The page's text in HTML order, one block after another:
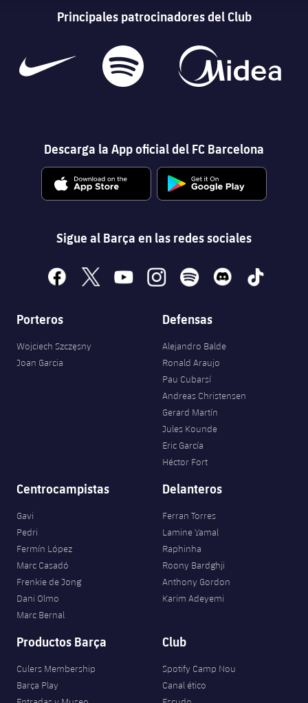
Principales patrocinadores del Club
Descarga la App oficial del FC Barcelona
Sigue al Barça en las redes sociales
facebook
x youtubeinstagramspotify discord tiktok
Porteros
Wojciech Szczęsny
Joan Garcia
Defensas
Alejandro Balde
Ronald Araujo
Pau Cubarsí
Andreas Christensen
Gerard Martín
Jules Kounde
Eric García
Héctor Fort
Centrocampistas
Gavi
Pedri
Fermín López
Marc Casadó
Frenkie de Jong
Dani Olmo
Marc Bernal
Delanteros
Ferran Torres
Lamine Yamal
Raphinha
Roony Bardghji
Anthony Gordon
Karim Adeyemi
Productos Barça
Culers Membership
Barça Play
Club
Spotify Camp Nou
Canal ético